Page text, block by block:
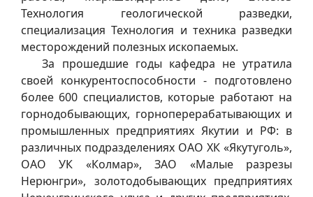
Технология геологической разведки,
специализация Технология и техника разведки
месторождений полезных ископаемых.
За прошедшие годы кафедра не утратила
своей конкурентоспособности - подготовлено
более 600 специалистов, которые работают на
горнодобывающих, горноперерабатывающих и
промышленных предприятиях Якутии и РФ: в
различных подразделениях ОАО ХК «Якутуголь»,
ОАО УК «Колмар», ЗАО «Малые разрезы
Нерюнгри», золотодобывающих предприятиях